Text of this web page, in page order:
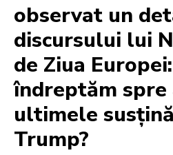
observat un
discursului lui
de Ziua
îndreptăm spre
ultimele
Trump?